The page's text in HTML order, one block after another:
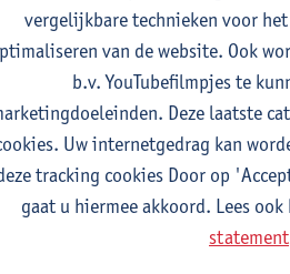
Antwerps Chirurgisch Training,
& functies
Zelfstandig academisch pers.
vergelijkbare technieken voor
van de website. Ook
b.v. YouTubefilmpjes te
Deze laatste
Uw internetgedrag kan
tracking cookies Door op
gaat u hiermee akkoord. Lees
statement